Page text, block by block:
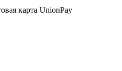
карта UnionPay